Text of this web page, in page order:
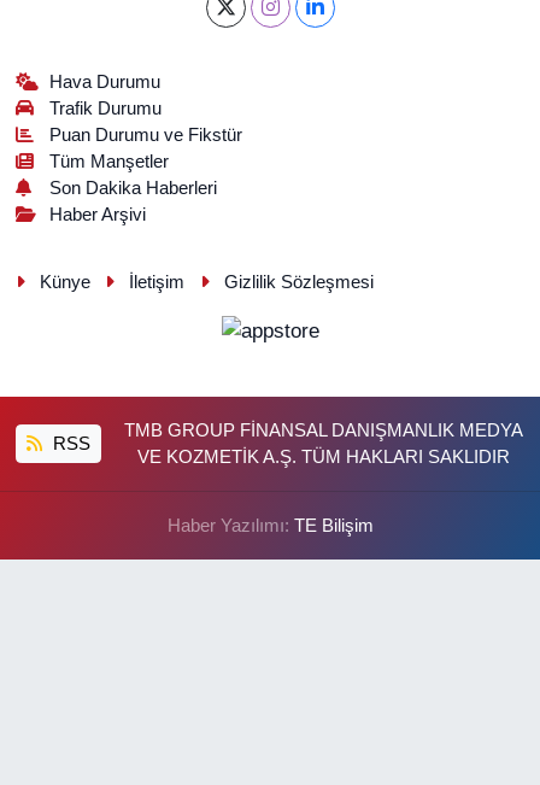
Hava Durumu
Trafik Durumu
Puan Durumu ve Fikstür
Tüm Manşetler
Son Dakika Haberleri
Haber Arşivi
Künye İletişim Gizlilik Sözleşmesi
RSS
TMB GROUP FİNANSAL DANIŞMANLIK MEDYA
VE KOZMETİK A.Ş. TÜM HAKLARI SAKLIDIR
Haber Yazılımı: TE Bilişim